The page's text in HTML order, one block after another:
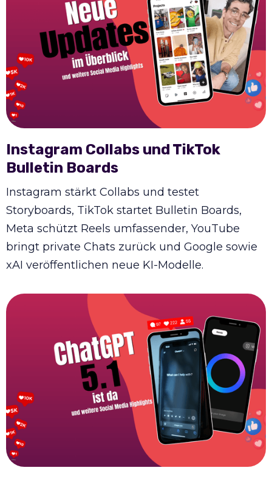
Instagram Collabs und TikTok
Bulletin Boards
Instagram stärkt Collabs und testet
Storyboards, TikTok startet Bulletin Boards,
Meta schützt Reels umfassender, YouTube
bringt private Chats zurück und Google sowie
xAI veröffentlichen neue KI-Modelle.